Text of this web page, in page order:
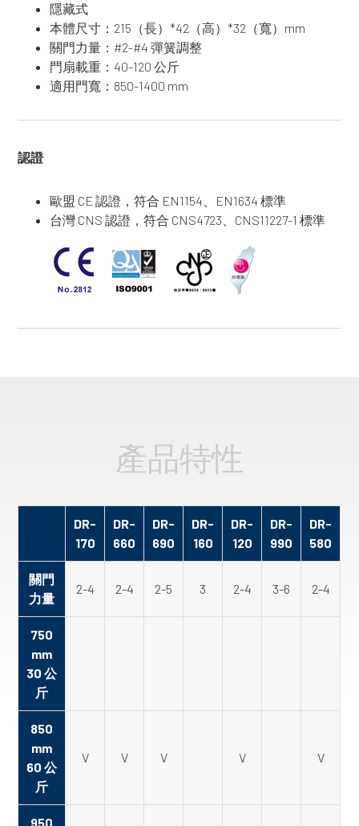
隱藏式
本體尺寸：215（長）*42（高）*32（寬）mm
關門力量：#2-#4 彈簧調整
門扇載重：40-120 公斤
適用門寬：850-1400 mm
認證
歐盟 CE 認證，符合 EN1154、EN1634 標準
台灣 CNS 認證，符合 CNS4723、CNS11227-1 標準
產品特性
DR-
170
DR-
660
DR-
690
DR-
160
DR-
120
DR-
990
DR-
580
關門
力量
2-4 2-4 2-5 3 2-4 3-6 2-4
750
mm
30 公
斤
850
mm
60 公
斤
V V V V V
950